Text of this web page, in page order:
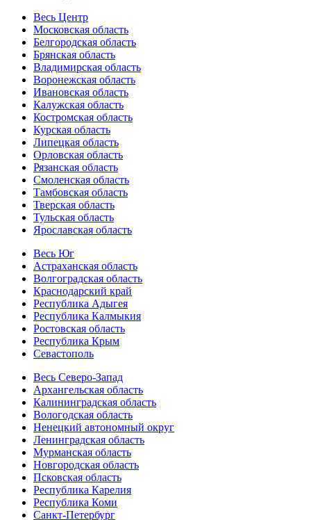
Весь Центр
Московская область
Белгородская область
Брянская область
Владимирская область
Воронежская область
Ивановская область
Калужская область
Костромская область
Курская область
Липецкая область
Орловская область
Рязанская область
Смоленская область
Тамбовская область
Тверская область
Тульская область
Ярославская область
Весь Юг
Астраханская область
Волгоградская область
Краснодарский край
Республика Адыгея
Республика Калмыкия
Ростовская область
Республика Крым
Севастополь
Весь Северо-Запад
Архангельская область
Калининградская область
Вологодская область
Ненецкий автономный округ
Ленинградская область
Мурманская область
Новгородская область
Псковская область
Республика Карелия
Республика Коми
Санкт-Петербург